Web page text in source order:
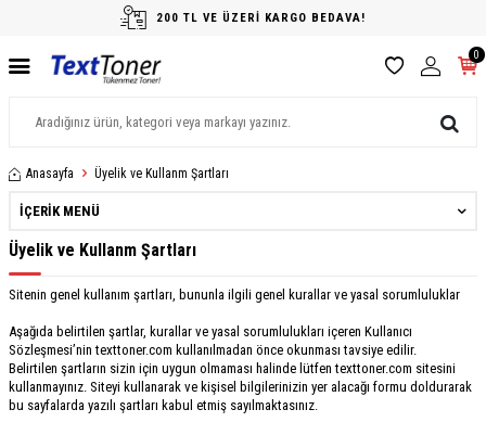
200 TL VE ÜZERİ KARGO BEDAVA!
0
Anasayfa Üyelik ve Kullanm Şartları
İÇERIK MENÜ
Üyelik ve Kullanm Şartları
Sitenin genel kullanım şartları, bununla ilgili genel kurallar ve yasal sorumluluklar
Aşağıda belirtilen şartlar, kurallar ve yasal sorumlulukları içeren Kullanıcı
Sözleşmesi’nin texttoner.com kullanılmadan önce okunması tavsiye edilir.
Belirtilen şartların sizin için uygun olmaması halinde lütfen texttoner.com sitesini
kullanmayınız. Siteyi kullanarak ve kişisel bilgilerinizin yer alacağı formu doldurarak
bu sayfalarda yazılı şartları kabul etmiş sayılmaktasınız.